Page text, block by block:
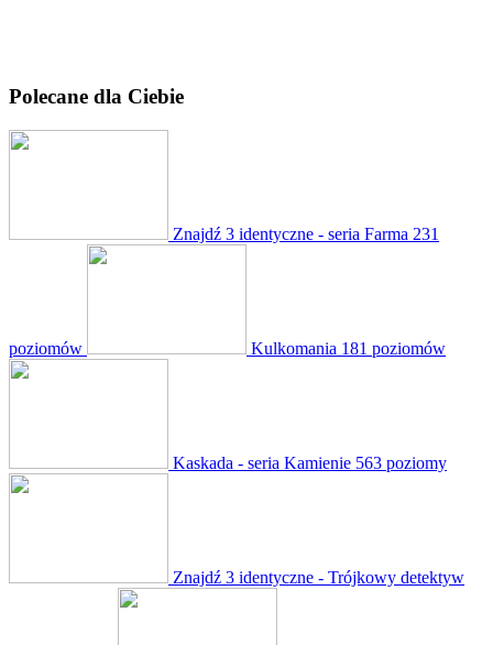
Polecane dla Ciebie
Znajdź 3 identyczne - seria Farma 231
poziomów Kulkomania 181 poziomów
Kaskada - seria Kamienie 563 poziomy
Znajdź 3 identyczne - Trójkowy detektyw